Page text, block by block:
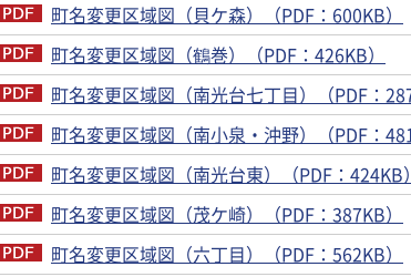
町名変更区域図（貝ケ森）（PDF：600KB）
町名変更区域図（鶴巻）（PDF：426KB）
町名変更区域図（南光台七丁目）（PDF：
町名変更区域図（南小泉・沖野）（PDF：
町名変更区域図（南光台東）（PDF：424KB）
町名変更区域図（茂ケ崎）（PDF：387KB）
町名変更区域図（六丁目）（PDF：562KB）